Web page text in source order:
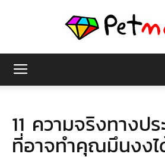
มายา
11 ความจริงทางป
ที่อาจทำคุณมึนงง